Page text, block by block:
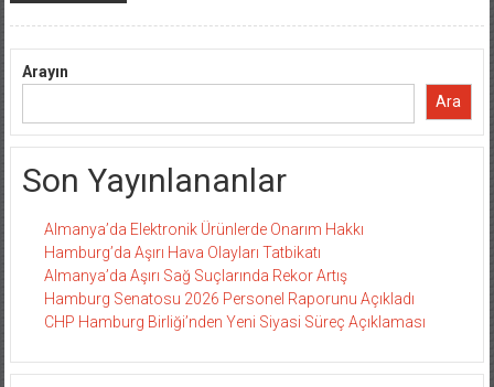
Arayın
Ara
Son Yayınlananlar
Almanya’da Elektronik Ürünlerde Onarım Hakkı
Hamburg’da Aşırı Hava Olayları Tatbikatı
Almanya’da Aşırı Sağ Suçlarında Rekor Artış
Hamburg Senatosu 2026 Personel Raporunu Açıkladı
CHP Hamburg Birliği’nden Yeni Siyasi Süreç Açıklaması